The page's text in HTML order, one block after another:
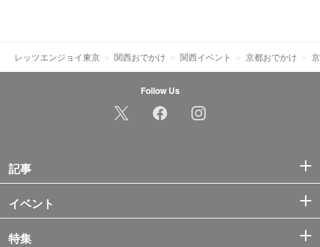
レッツエンジョイ東京 関西おでかけ 関西イベント 京都おでかけ
Follow Us
記事
イベント
特集